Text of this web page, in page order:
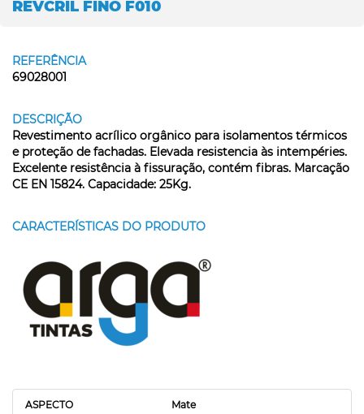
REVCRIL FINO F010
REFERÊNCIA
69028001
DESCRIÇÃO
Revestimento acrílico orgânico para isolamentos térmicos
e proteção de fachadas. Elevada resistencia às intempéries.
Excelente resistência à fissuração, contém fibras. Marcação
CE EN 15824. Capacidade: 25Kg.
CARACTERÍSTICAS DO PRODUTO
ASPECTO Mate